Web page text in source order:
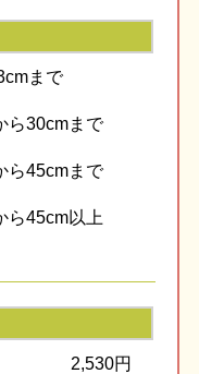
まで
ら30cmまで
ら45cmまで
ら45cm以上
2,530円